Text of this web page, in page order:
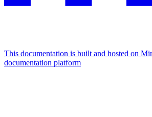
This documentation is built and hosted on
documentation platform